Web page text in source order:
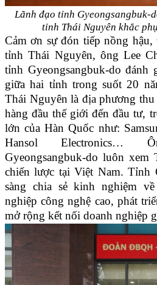
Lãnh đạo tỉnh
tỉnh Thái Nguyên khắc
Cảm ơn sự đón tiếp nồng
tỉnh Thái Nguyên, ông Lee
tỉnh Gyeongsangbuk-do đánh
giữa hai tỉnh trong suốt 20
Thái Nguyên là địa phương
hàng đầu thế giới đến đầu tư,
lớn của Hàn Quốc như:
Hansol Electronics…
Gyeongsangbuk-do luôn
chiến lược tại Việt Nam. Tỉnh
sàng chia sẻ kinh nghiệm
nghiệp công nghệ cao, phát
mở rộng kết nối doanh nghiệp